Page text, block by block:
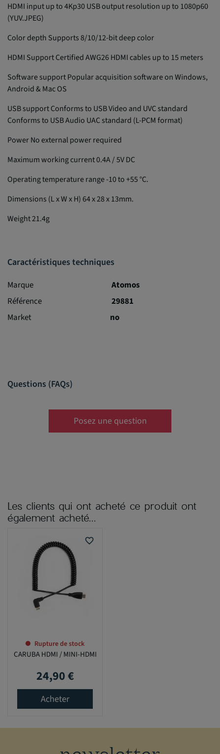
HDMI input up to 4Kp30 USB output resolution up to 1080p60
(YUV.JPEG)
Color depth Supports 8/10/12-bit deep color
HDMI Support Certified AWG26 HDMI cables up to 15 meters
Software support Popular acquisition software on Windows,
Android & Mac OS
USB support Conforms to USB Video and UVC standard
Conforms to USB Audio UAC standard (L-PCM format)
Power No external power required
Maximum working current 0.4A / 5V DC
Operating temperature range -10 to +55 °C.
Dimensions (L x W x H) 64 x 28 x 13mm.
Weight 21.4g
Caractéristiques techniques
Marque
Atomos
Référence
29881
Market
no
Questions (FAQs)
Posez une question
Les clients qui ont acheté ce produit ont
également acheté...
favorite_border
Rupture de stock
CARUBA HDMI / MINI-HDMI
Prix
24,90 €
Acheter